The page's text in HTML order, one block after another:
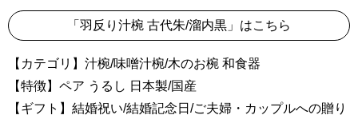
「羽反り汁椀 古代朱/溜内黒」はこちら
【カテゴリ】汁椀/味噌汁椀/木のお椀 和食器
【特徴】ペア うるし 日本製/国産
【ギフト】結婚祝い/結婚記念日/ご夫婦・カップルへの贈り